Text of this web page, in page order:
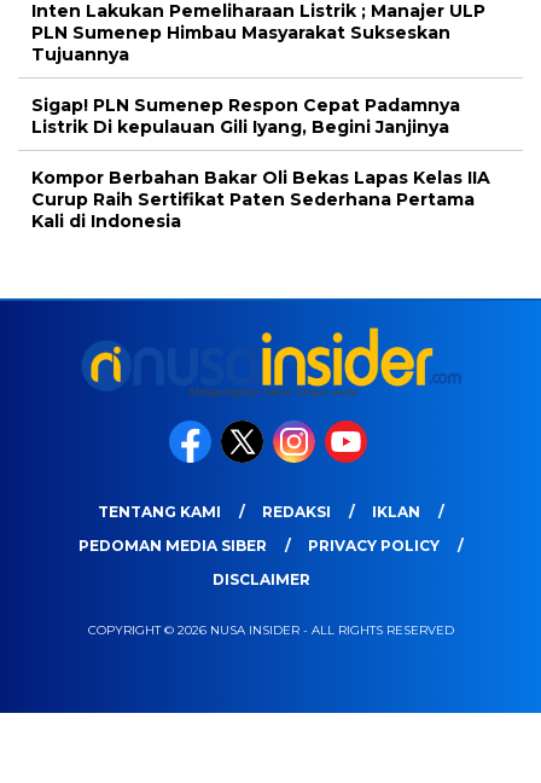
Inten Lakukan Pemeliharaan Listrik ; Manajer ULP
PLN Sumenep Himbau Masyarakat Sukseskan
Tujuannya
Sigap! PLN Sumenep Respon Cepat Padamnya
Listrik Di kepulauan Gili Iyang, Begini Janjinya
Kompor Berbahan Bakar Oli Bekas Lapas Kelas IIA
Curup Raih Sertifikat Paten Sederhana Pertama
Kali di Indonesia
TENTANG KAMI REDAKSI
IKLAN
PEDOMAN MEDIA SIBER
PRIVACY POLICY
DISCLAIMER
COPYRIGHT © 2026 NUSA INSIDER - ALL RIGHTS RESERVED